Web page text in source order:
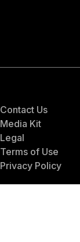
Contact Us
Media Kit
Legal
Terms of Use
Privacy Policy